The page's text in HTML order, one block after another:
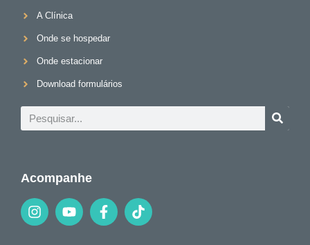
A Clínica
Onde se hospedar
Onde estacionar
Download formulários
Acompanhe